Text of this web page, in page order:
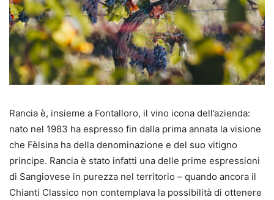
Rancia è, insieme a Fontalloro, il vino icona dell’azienda:
nato nel 1983 ha espresso fin dalla prima annata la visione
che Fèlsina ha della denominazione e del suo vitigno
principe. Rancia è stato infatti una delle prime espressioni
di Sangiovese in purezza nel territorio – quando ancora il
Chianti Classico non contemplava la possibilità di ottenere